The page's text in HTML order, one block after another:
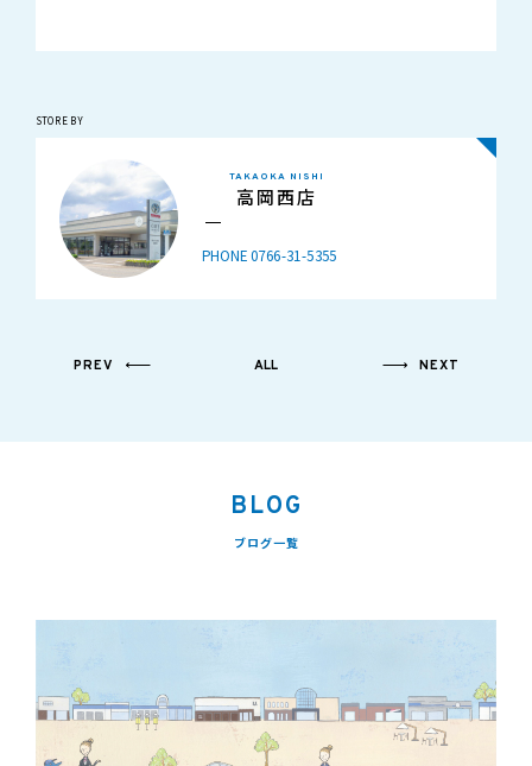
STORE BY
TAKAOKA NISHI
高岡西店
PHONE 0766-31-5355
PREV ALL NEXT
BLOG
ブログ一覧